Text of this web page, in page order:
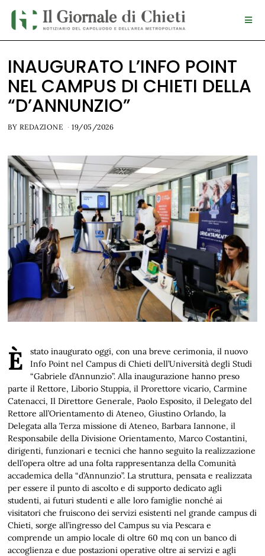
INAUGURATO L’INFO POINT
NEL CAMPUS DI CHIETI DELLA
“D’ANNUNZIO”
BY REDAZIONE 19/05/2026
È stato inaugurato oggi, con una breve cerimonia, il nuovo
Info Point nel Campus di Chieti dell’Università degli Studi
“Gabriele d’Annunzio”. Alla inaugurazione hanno preso
parte il Rettore, Liborio Stuppia, il Prorettore vicario, Carmine
Catenacci, Il Direttore Generale, Paolo Esposito, il Delegato del
Rettore all’Orientamento di Ateneo, Giustino Orlando, la
Delegata alla Terza missione di Ateneo, Barbara Iannone, il
Responsabile della Divisione Orientamento, Marco Costantini,
dirigenti, funzionari e tecnici che hanno seguito la realizzazione
dell’opera oltre ad una folta rappresentanza della Comunità
accademica della “d’Annunzio”. La struttura, pensata e realizzata
per essere il punto di ascolto e di supporto dedicato agli
studenti, ai futuri studenti e alle loro famiglie nonché ai
visitatori che fruiscono dei servizi esistenti nel grande campus di
Chieti, sorge all’ingresso del Campus su via Pescara e
comprende un ampio locale di oltre 60 mq con un banco di
accoglienza e due postazioni operative oltre ai servizi e agli